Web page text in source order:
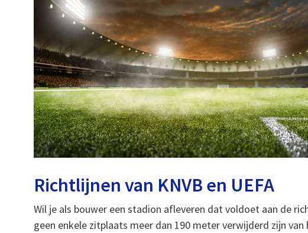
Richtlijnen van KNVB en UEFA
Wil je als bouwer een stadion afleveren dat voldoet aan de
geen enkele zitplaats meer dan 190 meter verwijderd zijn